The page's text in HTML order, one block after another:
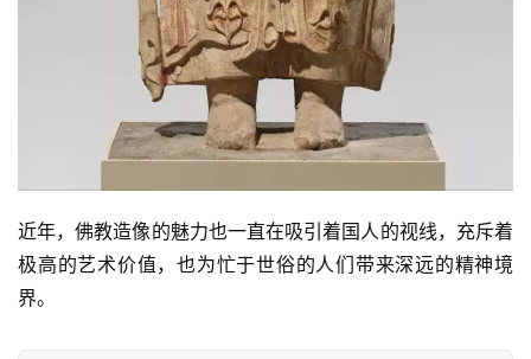
近年，佛教造像的魅力也一直在吸引着国人的视线，充斥着
极高的艺术价值，也为忙于世俗的人们带来深远的精神境
界。